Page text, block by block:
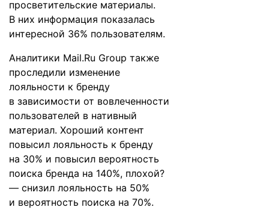
просветительские материалы.
В них информация показалась
интересной 36% пользователям.
Аналитики Mail.Ru Group также
проследили изменение
лояльности к бренду
в зависимости от вовлеченности
пользователей в нативный
материал. Хороший контент
повысил лояльность к бренду
на 30% и повысил вероятность
поиска бренда на 140%, плохой?
— снизил лояльность на 50%
и вероятность поиска на 70%.